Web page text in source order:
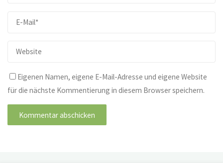
Eigenen Namen, eigene E-Mail-Adresse und eigene Website
für die nächste Kommentierung in diesem Browser speichern.